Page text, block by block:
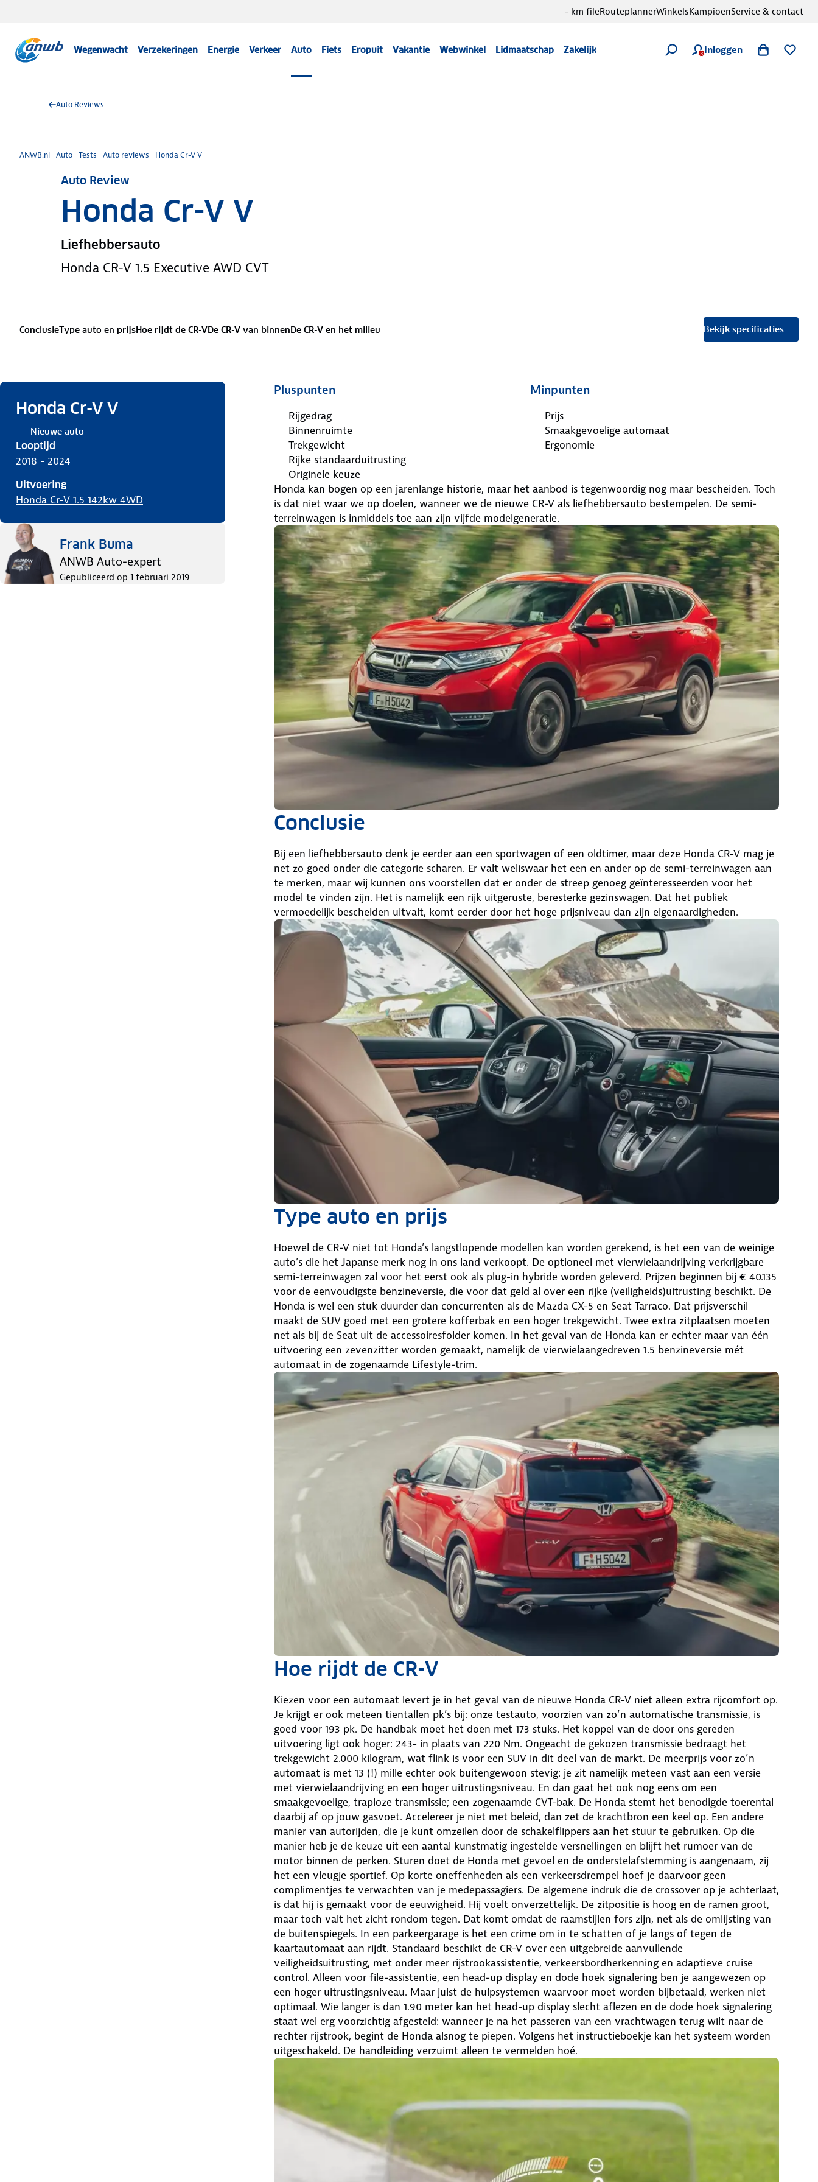
Wegenwacht Verzekeringen Energie Verkeer Auto Fiets Eropuit Vakantie Webwinkel Lidmaatschap Zakelijk Inloggen
- km fileRouteplannerWinkelsKampioenService & contact
Auto Reviews
ANWB.nl Auto Tests Auto reviews Honda Cr-V V
Auto Review
Honda Cr-V V
Liefhebbersauto
Honda CR-V 1.5 Executive AWD CVT
ConclusieType auto en prijsHoe rijdt de CR-VDe CR-V van binnenDe CR-V en het milieu Bekijk specificaties
Honda Cr-V V
Nieuwe auto
Looptijd
2018 - 2024
Uitvoering
Honda Cr-V 1.5 142kw 4WD
Frank Buma
ANWB Auto-expert
Gepubliceerd op 1 februari 2019
Pluspunten
Rijgedrag
Binnenruimte
Trekgewicht
Rijke standaarduitrusting
Originele keuze
Minpunten
Prijs
Smaakgevoelige automaat
Ergonomie
Honda kan bogen op een jarenlange historie, maar het aanbod is tegenwoordig nog maar bescheiden. Toch
is dat niet waar we op doelen, wanneer we de nieuwe CR-V als liefhebbersauto bestempelen. De semi-
terreinwagen is inmiddels toe aan zijn vijfde modelgeneratie.
Conclusie
Bij een liefhebbersauto denk je eerder aan een sportwagen of een oldtimer, maar deze Honda CR-V mag je
net zo goed onder die categorie scharen. Er valt weliswaar het een en ander op de semi-terreinwagen aan
te merken, maar wij kunnen ons voorstellen dat er onder de streep genoeg geïnteresseerden voor het
model te vinden zijn. Het is namelijk een rijk uitgeruste, beresterke gezinswagen. Dat het publiek
vermoedelijk bescheiden uitvalt, komt eerder door het hoge prijsniveau dan zijn eigenaardigheden.
Type auto en prijs
Hoewel de CR-V niet tot Honda’s langstlopende modellen kan worden gerekend, is het een van de weinige
auto’s die het Japanse merk nog in ons land verkoopt. De optioneel met vierwielaandrijving verkrijgbare
semi-terreinwagen zal voor het eerst ook als plug-in hybride worden geleverd. Prijzen beginnen bij € 40.135
voor de eenvoudigste benzineversie, die voor dat geld al over een rijke (veiligheids)uitrusting beschikt. De
Honda is wel een stuk duurder dan concurrenten als de Mazda CX-5 en Seat Tarraco. Dat prijsverschil
maakt de SUV goed met een grotere kofferbak en een hoger trekgewicht. Twee extra zitplaatsen moeten
net als bij de Seat uit de accessoiresfolder komen. In het geval van de Honda kan er echter maar van één
uitvoering een zevenzitter worden gemaakt, namelijk de vierwielaangedreven 1.5 benzineversie mét
automaat in de zogenaamde Lifestyle-trim.
Hoe rijdt de CR-V
Kiezen voor een automaat levert je in het geval van de nieuwe Honda CR-V niet alleen extra rijcomfort op.
Je krijgt er ook meteen tientallen pk’s bij: onze testauto, voorzien van zo’n automatische transmissie, is
goed voor 193 pk. De handbak moet het doen met 173 stuks. Het koppel van de door ons gereden
uitvoering ligt ook hoger: 243- in plaats van 220 Nm. Ongeacht de gekozen transmissie bedraagt het
trekgewicht 2.000 kilogram, wat flink is voor een SUV in dit deel van de markt. De meerprijs voor zo’n
automaat is met 13 (!) mille echter ook buitengewoon stevig: je zit namelijk meteen vast aan een versie
met vierwielaandrijving en een hoger uitrustingsniveau. En dan gaat het ook nog eens om een
smaakgevoelige, traploze transmissie; een zogenaamde CVT-bak. De Honda stemt het benodigde toerental
daarbij af op jouw gasvoet. Accelereer je niet met beleid, dan zet de krachtbron een keel op. Een andere
manier van autorijden, die je kunt omzeilen door de schakelflippers aan het stuur te gebruiken. Op die
manier heb je de keuze uit een aantal kunstmatig ingestelde versnellingen en blijft het rumoer van de
motor binnen de perken. Sturen doet de Honda met gevoel en de onderstelafstemming is aangenaam, zij
het een vleugje sportief. Op korte oneffenheden als een verkeersdrempel hoef je daarvoor geen
complimentjes te verwachten van je medepassagiers. De algemene indruk die de crossover op je achterlaat,
is dat hij is gemaakt voor de eeuwigheid. Hij voelt onverzettelijk. De zitpositie is hoog en de ramen groot,
maar toch valt het zicht rondom tegen. Dat komt omdat de raamstijlen fors zijn, net als de omlijsting van
de buitenspiegels. In een parkeergarage is het een crime om in te schatten of je langs of tegen de
kaartautomaat aan rijdt. Standaard beschikt de CR-V over een uitgebreide aanvullende
veiligheidsuitrusting, met onder meer rijstrookassistentie, verkeersbordherkenning en adaptieve cruise
control. Alleen voor file-assistentie, een head-up display en dode hoek signalering ben je aangewezen op
een hoger uitrustingsniveau. Maar juist de hulpsystemen waarvoor moet worden bijbetaald, werken niet
optimaal. Wie langer is dan 1.90 meter kan het head-up display slecht aflezen en de dode hoek signalering
staat wel erg voorzichtig afgesteld: wanneer je na het passeren van een vrachtwagen terug wilt naar de
rechter rijstrook, begint de Honda alsnog te piepen. Volgens het instructieboekje kan het systeem worden
uitgeschakeld. De handleiding verzuimt alleen te vermelden hoé.